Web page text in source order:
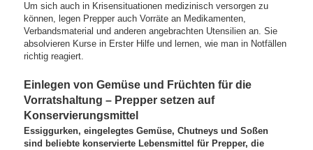
Um sich auch in Krisensituationen medizinisch versorgen zu
können, legen Prepper auch Vorräte an Medikamenten,
Verbandsmaterial und anderen angebrachten Utensilien an. Sie
absolvieren Kurse in Erster Hilfe und lernen, wie man in Notfällen
richtig reagiert.
Einlegen von Gemüse und Früchten für die
Vorratshaltung – Prepper setzen auf
Konservierungsmittel
Essiggurken, eingelegtes Gemüse, Chutneys und Soßen
sind beliebte konservierte Lebensmittel für Prepper, die